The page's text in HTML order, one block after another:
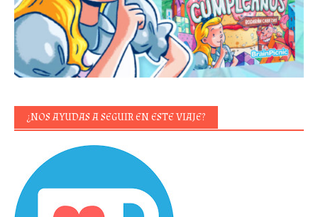
¿NOS AYUDAS A SEGUIR EN ESTE VIAJE?